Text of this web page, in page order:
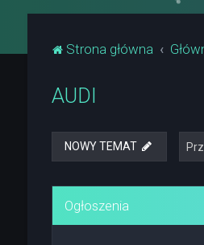
Strona główna
AUDI
NOWY TEMAT
Ogłoszenia